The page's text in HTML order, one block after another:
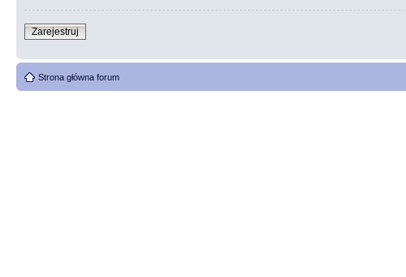
Zarejestruj
Strona główna forum